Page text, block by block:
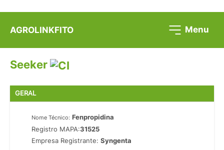
AGROLINKFITO Menu
Seeker
GERAL
Nome Técnico: Fenpropidina
Registro MAPA:31525
Empresa Registrante:Syngenta